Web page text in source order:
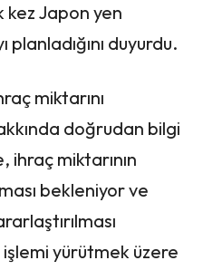
Japon yen
duyurdu.
miktarını
doğrudan bilgi
miktarının
bekleniyor ve
yürütmek üzere